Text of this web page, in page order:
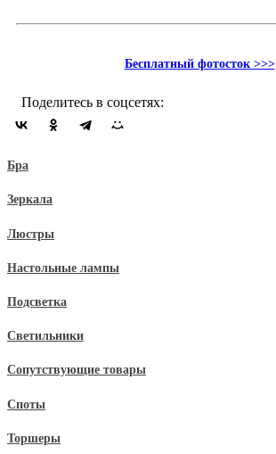
Бесплатный фотосток >>>
Поделитесь в соцсетях:
Бра
Зеркала
Люстры
Настольные лампы
Подсветка
Светильники
Сопутствующие товары
Споты
Торшеры